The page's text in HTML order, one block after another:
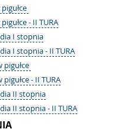
- II TURA
I stopnia
I stopnia- II TURA
- II TURA
II stopnia
II stopnia- II TURA